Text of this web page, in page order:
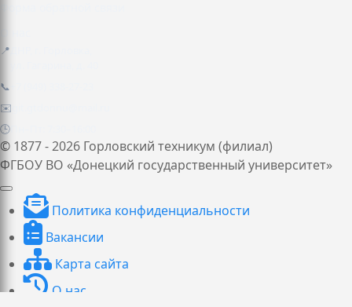
📍
📞
✉️
🕒
© 1877 - 2026 Горловский техникум (филиал)
ФГБОУ ВО «Донецкий государственный университет»
Политика конфиденциальности
Вакансии
Карта сайта
О нас